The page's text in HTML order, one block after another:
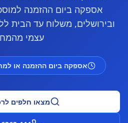
אספקה ביום ההזמנה
ובירושלים, משלוח עד הבית
עצמי
אספקה ביום ההזמנה או
מצאו חלפים